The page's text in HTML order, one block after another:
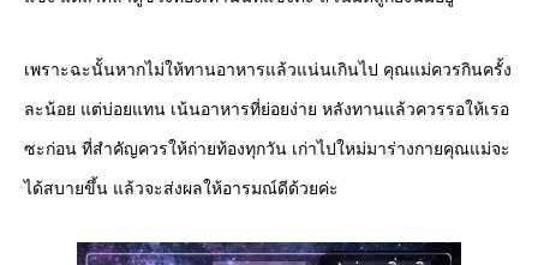
เพราะฉะนั้นหากไม่ให้ทานอาหารแล้วแน่นเกินไป คุณแม่ควรกินครั้ง
ละน้อย แต่บ่อยแทน เน้นอาหารที่ย่อยง่าย หลังทานแล้วควรรอให้เรอ
ซะก่อน ที่สำคัญควรให้ถ่ายท้องทุกวัน เก่าไปใหม่มาร่างกายคุณแม่จะ
ได้สบายขึ้น แล้วจะส่งผลให้อารมณ์ดีด้วยค่ะ